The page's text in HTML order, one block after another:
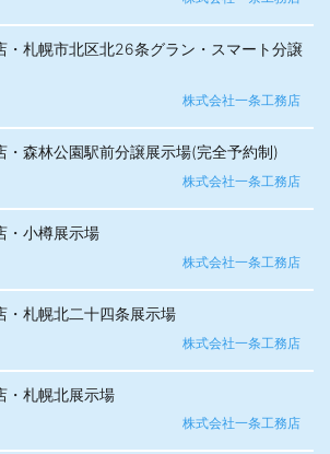
・札幌市北区北26条グラン・スマート分譲
株式会社一条工務店
・森林公園駅前分譲展示場(完全予約制)
株式会社一条工務店
・小樽展示場
株式会社一条工務店
・札幌北二十四条展示場
株式会社一条工務店
・札幌北展示場
株式会社一条工務店